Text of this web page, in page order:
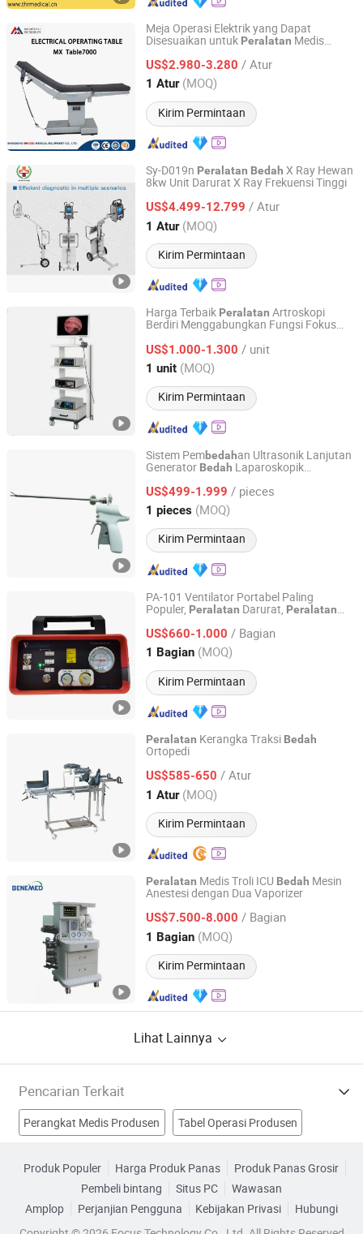
Meja Operasi Elektrik yang Dapat
Disesuaikan untuk Peralatan Medis
US$2.980-3.280 / Atur
1 Atur (MOQ)
Kirim Permintaan
Shandong Mingxu Medical Equipment Co., Ltd.
Shandong, China Harga mulai 2024
Sy-D019n Peralatan Bedah X Ray Hewan
8kw Unit Darurat X Ray Frekuensi Tinggi
US$4.499-12.799 / Atur
1 Atur (MOQ)
Kirim Permintaan
Guangzhou Sunnymed Limited
Guangdong, China Harga mulai 2022
Harga Terbaik Peralatan Artroskopi
Berdiri Menggabungkan Fungsi Fokus
dengan Cepat terhadap Lingkungan
Bedah yang Berubah
US$1.000-1.300 / unit
1 unit (MOQ)
Kirim Permintaan
Xuzhou Hengjia Electronic Technology Co., Ltd.
Jiangsu, China Harga mulai 2021
Sistem Pembedahan Ultrasonik Lanjutan
Generator Bedah Laparoskopik
US$499-1.999 / pieces
1 pieces (MOQ)
Kirim Permintaan
Guangzhou Umy Medical Equipment Co., Ltd.
Guangdong, China Harga mulai 2024
PA-101 Ventilator Portabel Paling
Populer, Peralatan Darurat, Peralatan
US$660-1.000 / Bagian
1 Bagian (MOQ)
Kirim Permintaan
Perlong Medical Equipment Co., Ltd.
Jiangsu, China Harga mulai 2009
Peralatan Kerangka Traksi Bedah
Ortopedi
US$585-650 / Atur
1 Atur (MOQ)
Kirim Permintaan
Qufu Lekang Medical Technology Group Co., Ltd.
Shandong, China Harga mulai 2024
Peralatan Medis Troli ICU Bedah Mesin
Anestesi dengan Dua Vaporizer
US$7.500-8.000 / Bagian
1 Bagian (MOQ)
Kirim Permintaan
Benemed (Hongkong) Industry Co., Limited
Henan, China Harga mulai 2019
Lihat Lainnya
Pencarian Terkait
Perangkat Medis Produsen Tabel Operasi Produsen
peralatan medis bedah Produsen
Produk Populer Harga Produk Panas
Produk Panas Grosir
Pembeli bintang
Situs PC
Wawasan
Amplop
Perjanjian Pengguna Kebijakan Privasi
Hubungi